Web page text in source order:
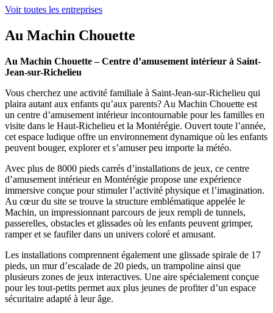
Voir toutes les entreprises
Au Machin Chouette
Au Machin Chouette – Centre d’amusement intérieur à Saint-
Jean-sur-Richelieu
Vous cherchez une activité familiale à Saint-Jean-sur-Richelieu qui
plaira autant aux enfants qu’aux parents? Au Machin Chouette est
un centre d’amusement intérieur incontournable pour les familles en
visite dans le Haut-Richelieu et la Montérégie. Ouvert toute l’année,
cet espace ludique offre un environnement dynamique où les enfants
peuvent bouger, explorer et s’amuser peu importe la météo.
Avec plus de 8000 pieds carrés d’installations de jeux, ce centre
d’amusement intérieur en Montérégie propose une expérience
immersive conçue pour stimuler l’activité physique et l’imagination.
Au cœur du site se trouve la structure emblématique appelée le
Machin, un impressionnant parcours de jeux rempli de tunnels,
passerelles, obstacles et glissades où les enfants peuvent grimper,
ramper et se faufiler dans un univers coloré et amusant.
Les installations comprennent également une glissade spirale de 17
pieds, un mur d’escalade de 20 pieds, un trampoline ainsi que
plusieurs zones de jeux interactives. Une aire spécialement conçue
pour les tout-petits permet aux plus jeunes de profiter d’un espace
sécuritaire adapté à leur âge.